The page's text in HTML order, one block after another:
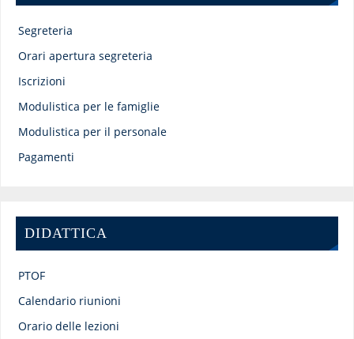
Segreteria
Orari apertura segreteria
Iscrizioni
Modulistica per le famiglie
Modulistica per il personale
Pagamenti
DIDATTICA
PTOF
Calendario riunioni
Orario delle lezioni